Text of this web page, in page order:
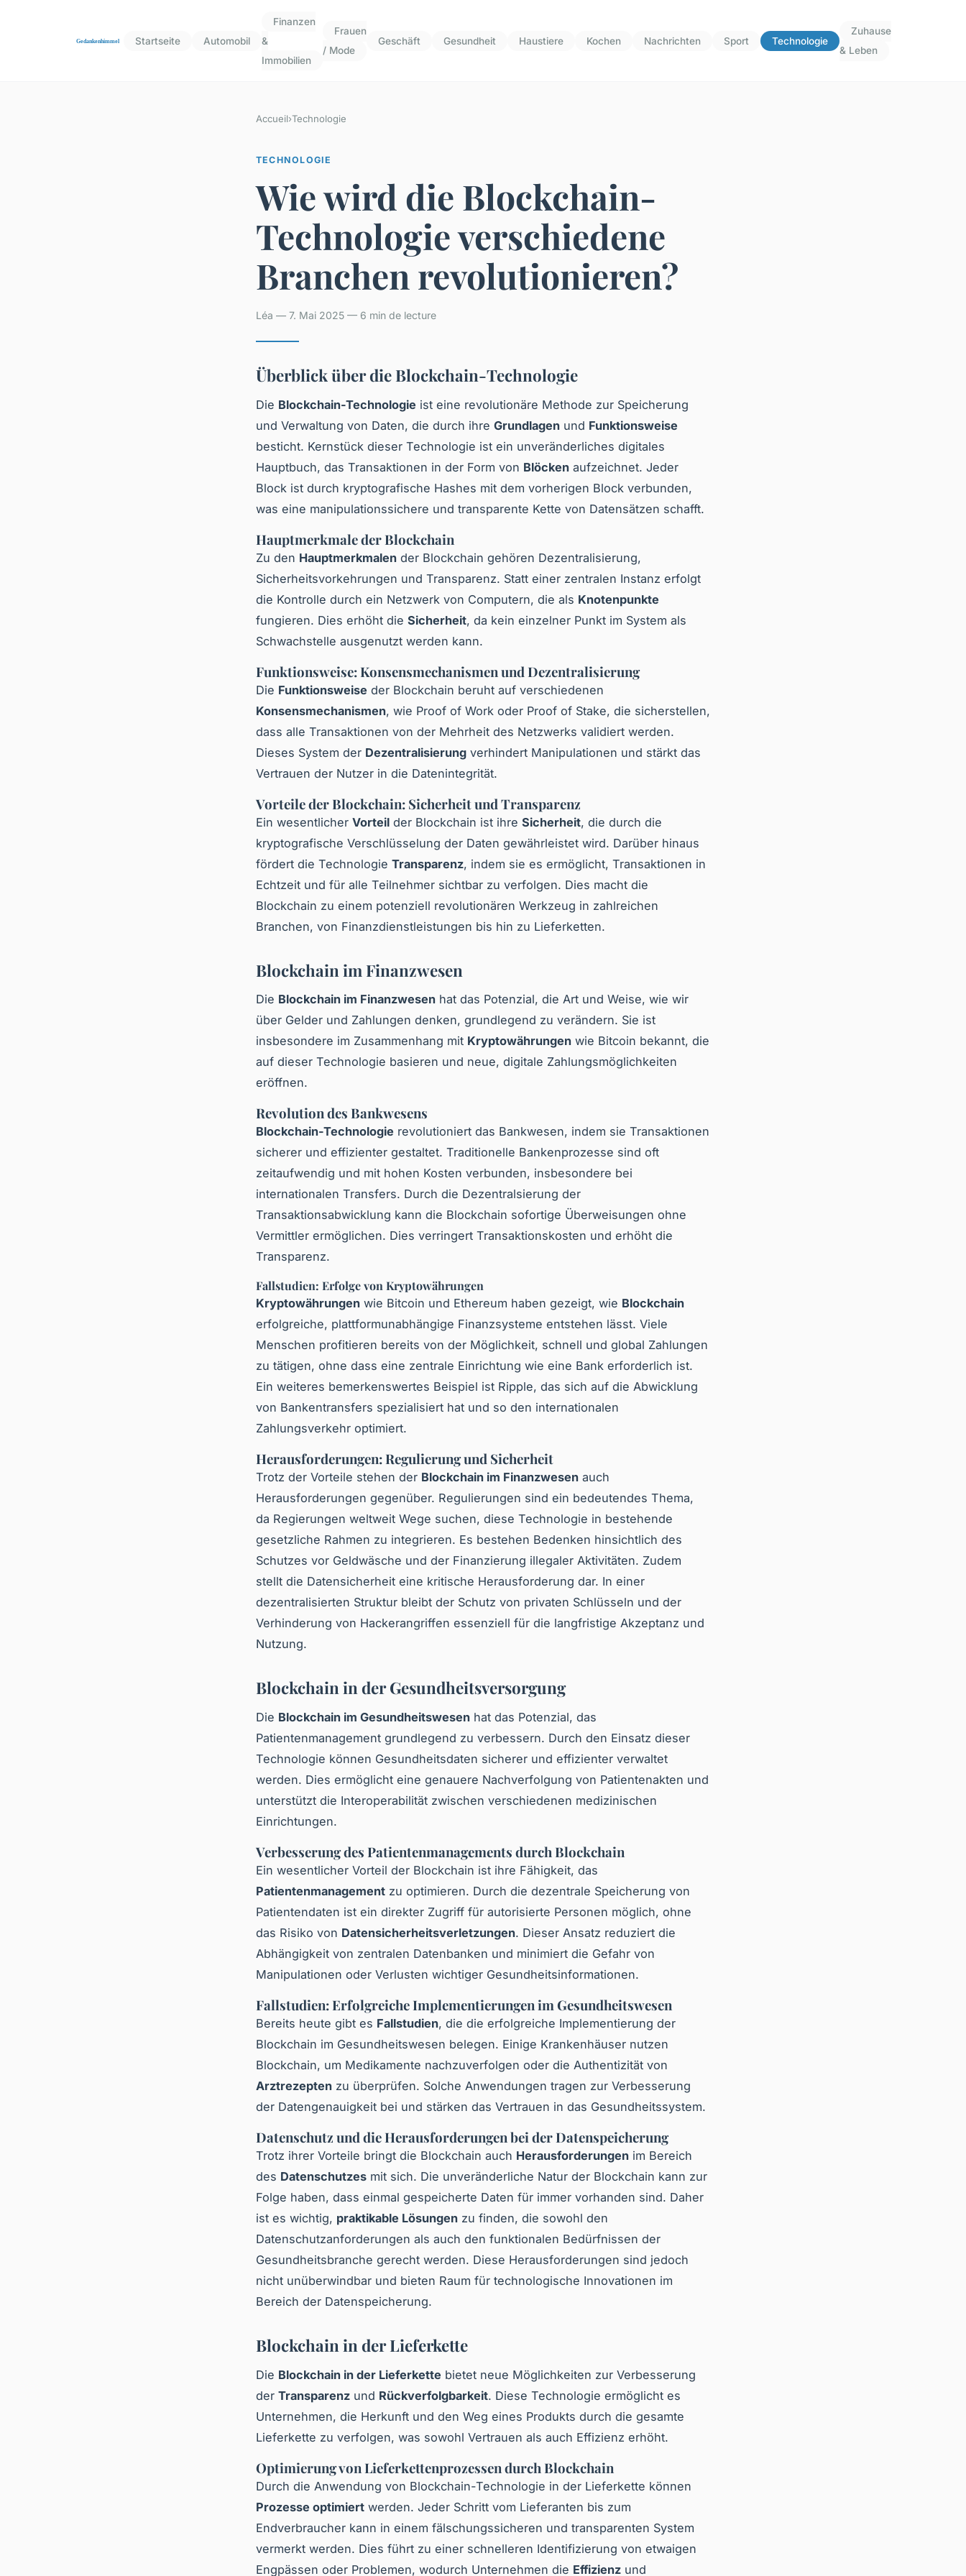
Startseite Automobil
Finanzen
&
Immobilien
Frauen
/ Mode
Geschäft Gesundheit Haustiere Kochen Nachrichten Sport Technologie
Zuhause
& Leben
Accueil›Technologie
TECHNOLOGIE
Wie wird die Blockchain-
Technologie verschiedene
Branchen revolutionieren?
Léa — 7. Mai 2025 — 6 min de lecture
Überblick über die Blockchain-Technologie
Die Blockchain-Technologie ist eine revolutionäre Methode zur Speicherung
und Verwaltung von Daten, die durch ihre Grundlagen und Funktionsweise
besticht. Kernstück dieser Technologie ist ein unveränderliches digitales
Hauptbuch, das Transaktionen in der Form von Blöcken aufzeichnet. Jeder
Block ist durch kryptografische Hashes mit dem vorherigen Block verbunden,
was eine manipulationssichere und transparente Kette von Datensätzen schafft.
Hauptmerkmale der Blockchain
Zu den Hauptmerkmalen der Blockchain gehören Dezentralisierung,
Sicherheitsvorkehrungen und Transparenz. Statt einer zentralen Instanz erfolgt
die Kontrolle durch ein Netzwerk von Computern, die als Knotenpunkte
fungieren. Dies erhöht die Sicherheit, da kein einzelner Punkt im System als
Schwachstelle ausgenutzt werden kann.
Funktionsweise: Konsensmechanismen und Dezentralisierung
Die Funktionsweise der Blockchain beruht auf verschiedenen
Konsensmechanismen, wie Proof of Work oder Proof of Stake, die sicherstellen,
dass alle Transaktionen von der Mehrheit des Netzwerks validiert werden.
Dieses System der Dezentralisierung verhindert Manipulationen und stärkt das
Vertrauen der Nutzer in die Datenintegrität.
Vorteile der Blockchain: Sicherheit und Transparenz
Ein wesentlicher Vorteil der Blockchain ist ihre Sicherheit, die durch die
kryptografische Verschlüsselung der Daten gewährleistet wird. Darüber hinaus
fördert die Technologie Transparenz, indem sie es ermöglicht, Transaktionen in
Echtzeit und für alle Teilnehmer sichtbar zu verfolgen. Dies macht die
Blockchain zu einem potenziell revolutionären Werkzeug in zahlreichen
Branchen, von Finanzdienstleistungen bis hin zu Lieferketten.
Blockchain im Finanzwesen
Die Blockchain im Finanzwesen hat das Potenzial, die Art und Weise, wie wir
über Gelder und Zahlungen denken, grundlegend zu verändern. Sie ist
insbesondere im Zusammenhang mit Kryptowährungen wie Bitcoin bekannt, die
auf dieser Technologie basieren und neue, digitale Zahlungsmöglichkeiten
eröffnen.
Revolution des Bankwesens
Blockchain-Technologie revolutioniert das Bankwesen, indem sie Transaktionen
sicherer und effizienter gestaltet. Traditionelle Bankenprozesse sind oft
zeitaufwendig und mit hohen Kosten verbunden, insbesondere bei
internationalen Transfers. Durch die Dezentralsierung der
Transaktionsabwicklung kann die Blockchain sofortige Überweisungen ohne
Vermittler ermöglichen. Dies verringert Transaktionskosten und erhöht die
Transparenz.
Fallstudien: Erfolge von Kryptowährungen
Kryptowährungen wie Bitcoin und Ethereum haben gezeigt, wie Blockchain
erfolgreiche, plattformunabhängige Finanzsysteme entstehen lässt. Viele
Menschen profitieren bereits von der Möglichkeit, schnell und global Zahlungen
zu tätigen, ohne dass eine zentrale Einrichtung wie eine Bank erforderlich ist.
Ein weiteres bemerkenswertes Beispiel ist Ripple, das sich auf die Abwicklung
von Bankentransfers spezialisiert hat und so den internationalen
Zahlungsverkehr optimiert.
Herausforderungen: Regulierung und Sicherheit
Trotz der Vorteile stehen der Blockchain im Finanzwesen auch
Herausforderungen gegenüber. Regulierungen sind ein bedeutendes Thema,
da Regierungen weltweit Wege suchen, diese Technologie in bestehende
gesetzliche Rahmen zu integrieren. Es bestehen Bedenken hinsichtlich des
Schutzes vor Geldwäsche und der Finanzierung illegaler Aktivitäten. Zudem
stellt die Datensicherheit eine kritische Herausforderung dar. In einer
dezentralisierten Struktur bleibt der Schutz von privaten Schlüsseln und der
Verhinderung von Hackerangriffen essenziell für die langfristige Akzeptanz und
Nutzung.
Blockchain in der Gesundheitsversorgung
Die Blockchain im Gesundheitswesen hat das Potenzial, das
Patientenmanagement grundlegend zu verbessern. Durch den Einsatz dieser
Technologie können Gesundheitsdaten sicherer und effizienter verwaltet
werden. Dies ermöglicht eine genauere Nachverfolgung von Patientenakten und
unterstützt die Interoperabilität zwischen verschiedenen medizinischen
Einrichtungen.
Verbesserung des Patientenmanagements durch Blockchain
Ein wesentlicher Vorteil der Blockchain ist ihre Fähigkeit, das
Patientenmanagement zu optimieren. Durch die dezentrale Speicherung von
Patientendaten ist ein direkter Zugriff für autorisierte Personen möglich, ohne
das Risiko von Datensicherheitsverletzungen. Dieser Ansatz reduziert die
Abhängigkeit von zentralen Datenbanken und minimiert die Gefahr von
Manipulationen oder Verlusten wichtiger Gesundheitsinformationen.
Fallstudien: Erfolgreiche Implementierungen im Gesundheitswesen
Bereits heute gibt es Fallstudien, die die erfolgreiche Implementierung der
Blockchain im Gesundheitswesen belegen. Einige Krankenhäuser nutzen
Blockchain, um Medikamente nachzuverfolgen oder die Authentizität von
Arztrezepten zu überprüfen. Solche Anwendungen tragen zur Verbesserung
der Datengenauigkeit bei und stärken das Vertrauen in das Gesundheitssystem.
Datenschutz und die Herausforderungen bei der Datenspeicherung
Trotz ihrer Vorteile bringt die Blockchain auch Herausforderungen im Bereich
des Datenschutzes mit sich. Die unveränderliche Natur der Blockchain kann zur
Folge haben, dass einmal gespeicherte Daten für immer vorhanden sind. Daher
ist es wichtig, praktikable Lösungen zu finden, die sowohl den
Datenschutzanforderungen als auch den funktionalen Bedürfnissen der
Gesundheitsbranche gerecht werden. Diese Herausforderungen sind jedoch
nicht unüberwindbar und bieten Raum für technologische Innovationen im
Bereich der Datenspeicherung.
Blockchain in der Lieferkette
Die Blockchain in der Lieferkette bietet neue Möglichkeiten zur Verbesserung
der Transparenz und Rückverfolgbarkeit. Diese Technologie ermöglicht es
Unternehmen, die Herkunft und den Weg eines Produkts durch die gesamte
Lieferkette zu verfolgen, was sowohl Vertrauen als auch Effizienz erhöht.
Optimierung von Lieferkettenprozessen durch Blockchain
Durch die Anwendung von Blockchain-Technologie in der Lieferkette können
Prozesse optimiert werden. Jeder Schritt vom Lieferanten bis zum
Endverbraucher kann in einem fälschungssicheren und transparenten System
vermerkt werden. Dies führt zu einer schnelleren Identifizierung von etwaigen
Engpässen oder Problemen, wodurch Unternehmen die Effizienz und